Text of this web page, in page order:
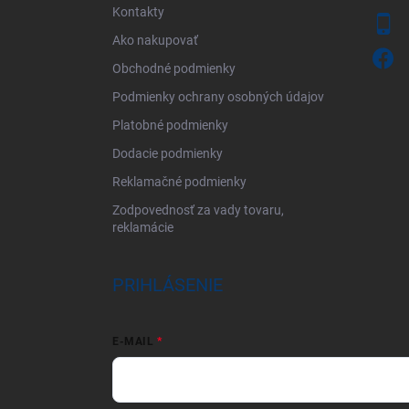
Kontakty
Ako nakupovať
Obchodné podmienky
Podmienky ochrany osobných údajov
Platobné podmienky
Dodacie podmienky
Reklamačné podmienky
Zodpovednosť za vady tovaru,
reklamácie
PRIHLÁSENIE
E-MAIL